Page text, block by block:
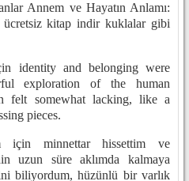
Annem ve Hayatın Anlamı:
kitap indir kuklalar gibi
identity and belonging were
exploration of the human
felt somewhat lacking, like a
pieces.
için minnettar hissettim ve
uzun süre aklımda kalmaya
biliyordum, hüzünlü bir varlık